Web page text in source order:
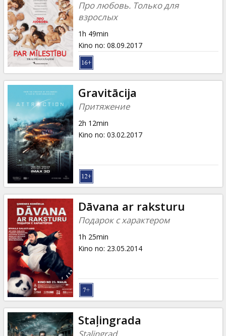
Про любовь. Только для
взрослых
1h 49min
Kino no: 08.09.2017
Gravitācija
Притяжение
2h 12min
Kino no: 03.02.2017
Dāvana ar raksturu
Подарок с характером
1h 25min
Kino no: 23.05.2014
Staļingrada
Stalingrad